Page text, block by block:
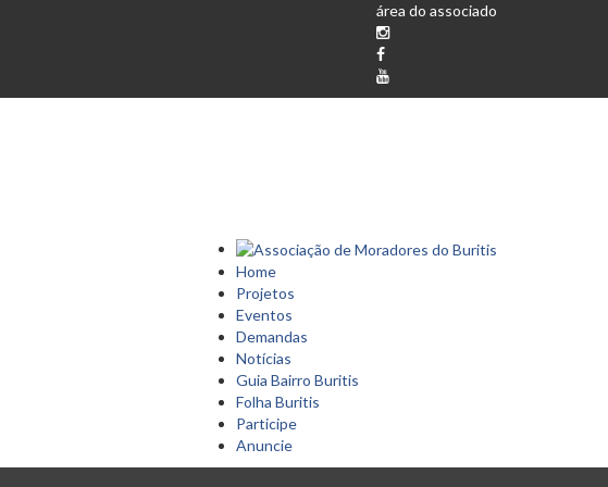
área do associado
Home
Projetos
Eventos
Demandas
Notícias
Guia Bairro Buritis
Folha Buritis
Participe
Anuncie